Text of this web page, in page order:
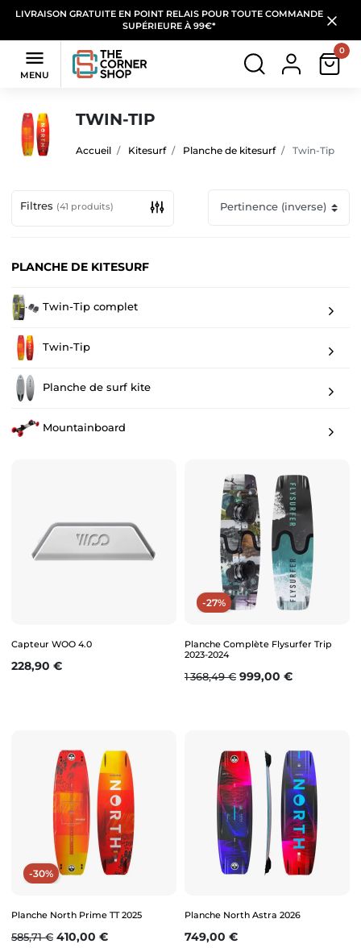
LIVRAISON GRATUITE EN POINT RELAIS POUR TOUTE COMMANDE
SUPÉRIEURE À 99€*

MENU
0
TWIN-TIP
Accueil Kitesurf Planche de kitesurf Twin-Tip
Filtres (41 produits)
PLANCHE DE KITESURF
Twin-Tip complet
Twin-Tip
Planche de surf kite
Mountainboard
Capteur WOO 4.0
Prix
228,90 €
-27%
Planche Complète Flysurfer Trip
2023-2024
Prix de base
1 368,49 € Prix
999,00 €
-30%
Planche North Prime TT 2025
Prix de base
585,71 € Prix
410,00 €
Planche North Astra 2026
Prix
749,00 €